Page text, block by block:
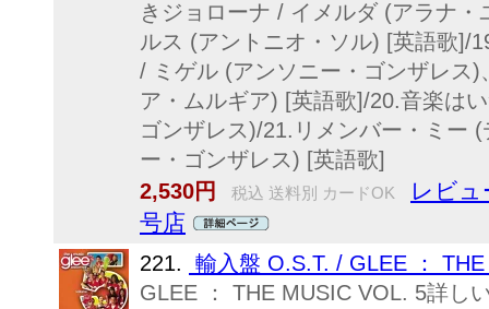
きジョローナ / イメルダ (アラナ
ルス (アントニオ・ソル) [英語歌]/
/ ミゲル (アンソニー・ゴンザレス
ア・ムルギア) [英語歌]/20.音楽は
ゴンザレス)/21.リメンバー・ミー
ー・ゴンザレス) [英語歌]
2,530円
税込 送料別 カードOK
レビュ
号店
221.
輸入盤 O.S.T. / GLEE ：
GLEE ： THE MUSIC VOL. 5詳し